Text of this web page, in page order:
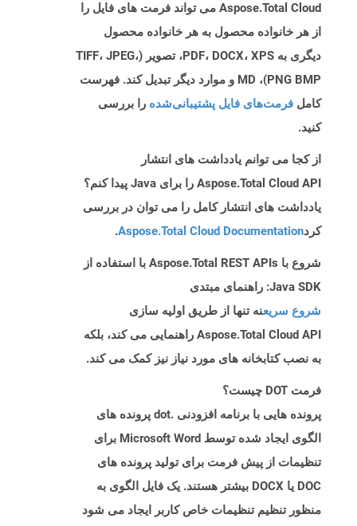
Aspose.Total Cloud می تواند فرمت های فایل را
از هر خانواده محصول به هر خانواده محصول
دیگری به PDF، DOCX، XPS، تصویر (TIFF، JPEG،
PNG BMP)، MD و موارد دیگر تبدیل کند. فهرست
کامل فرمت‌های فایل پشتیبانی‌شده را بررسی
کنید.
از کجا می توانم یادداشت های انتشار
Aspose.Total Cloud API را برای Java پیدا کنم؟
یادداشت های انتشار کامل را می توان در بررسی
کردAspose.Total Cloud Documentation
.
شروع با Aspose.Total REST APIs با استفاده از
Java SDK: راهنمای مبتدی
شروع سریعنه تنها از طریق اولیه سازی
Aspose.Total Cloud API راهنمایی می کند، بلکه
به نصب کتابخانه های مورد نیاز نیز کمک می کند.
فرمت DOT چیست؟
پرونده هایی با برنامه افزودنی .dot پرونده های
الگوی ایجاد شده توسط Microsoft Word برای
تنظیمات از پیش فرمت برای تولید پرونده های
DOC یا DOCX بیشتر هستند. یک فایل الگوی به
منظور تنظیم تنظیمات خاص کاربر ایجاد می شود